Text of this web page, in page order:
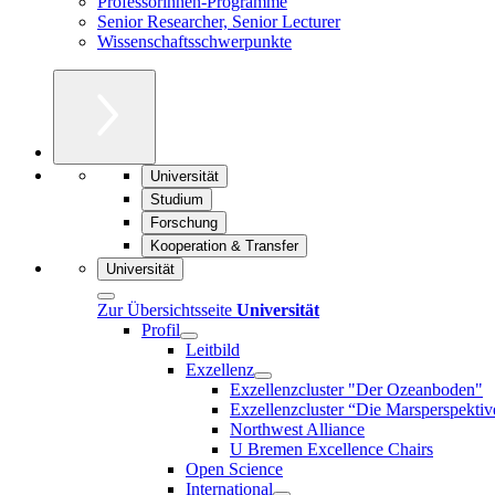
Senior Researcher, Senior Lecturer
Wissenschaftsschwerpunkte
Universität
Studium
Forschung
Kooperation & Transfer
Universität
Zur Übersichtsseite Universität
Profil
Leitbild
Exzellenz
Exzellenzcluster "Der Ozeanboden"
Exzellenzcluster “Die
Northwest Alliance
U Bremen Excellence Chairs
Open Science
International